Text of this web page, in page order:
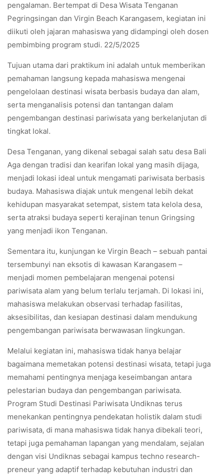
pengalaman. Bertempat di Desa Wisata Tenganan
Pegringsingan dan Virgin Beach Karangasem, kegiatan ini
diikuti oleh jajaran mahasiswa yang didampingi oleh dosen
pembimbing program studi. 22/5/2025
Tujuan utama dari praktikum ini adalah untuk memberikan
pemahaman langsung kepada mahasiswa mengenai
pengelolaan destinasi wisata berbasis budaya dan alam,
serta menganalisis potensi dan tantangan dalam
pengembangan destinasi pariwisata yang berkelanjutan di
tingkat lokal.
Desa Tenganan, yang dikenal sebagai salah satu desa Bali
Aga dengan tradisi dan kearifan lokal yang masih dijaga,
menjadi lokasi ideal untuk mengamati pariwisata berbasis
budaya. Mahasiswa diajak untuk mengenal lebih dekat
kehidupan masyarakat setempat, sistem tata kelola desa,
serta atraksi budaya seperti kerajinan tenun Gringsing
yang menjadi ikon Tenganan.
Sementara itu, kunjungan ke Virgin Beach – sebuah pantai
tersembunyi nan eksotis di kawasan Karangasem –
menjadi momen pembelajaran mengenai potensi
pariwisata alam yang belum terlalu terjamah. Di lokasi ini,
mahasiswa melakukan observasi terhadap fasilitas,
aksesibilitas, dan kesiapan destinasi dalam mendukung
pengembangan pariwisata berwawasan lingkungan.
Melalui kegiatan ini, mahasiswa tidak hanya belajar
bagaimana memetakan potensi destinasi wisata, tetapi juga
memahami pentingnya menjaga keseimbangan antara
pelestarian budaya dan pengembangan pariwisata.
Program Studi Destinasi Pariwisata Undiknas terus
menekankan pentingnya pendekatan holistik dalam studi
pariwisata, di mana mahasiswa tidak hanya dibekali teori,
tetapi juga pemahaman lapangan yang mendalam, sejalan
dengan visi Undiknas sebagai kampus techno research-
preneur yang adaptif terhadap kebutuhan industri dan